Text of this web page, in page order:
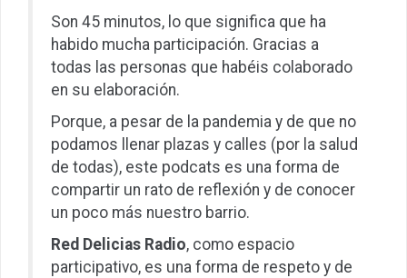
Son 45 minutos, lo que significa que ha
habido mucha participación. Gracias a
todas las personas que habéis colaborado
en su elaboración.
Porque, a pesar de la pandemia y de que no
podamos llenar plazas y calles (por la salud
de todas), este podcats es una forma de
compartir un rato de reflexión y de conocer
un poco más nuestro barrio.
Red Delicias Radio, como espacio
participativo, es una forma de respeto y de